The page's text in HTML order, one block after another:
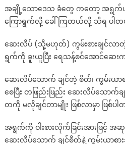
အချို့သောဒေသ ခံတွေ ကတော့ အရွက်ဟ
ကြောရွက်လို့ ခေါ်ကြတယ်လို့ သိရ ပါ
ဆေးလိပ် (သို့မဟုတ်) ကွမ်းစားချင်လာ
ရွက်ကို ခူးယူပြီး ရေသန့်စင်အောင်ဆေးက
ဆေးလိပ်သောက် ချင်တဲ့ စိတ်၊ ကွမ်းယာစ
စေပြီး တဖြည်းဖြည်း ဆေးလိပ်သောက်
တကို မလိုချင်တာမျိုး ဖြစ်လာမှာ ဖြစ်ပ
အရွက်ကို ဝါးစားလိုက်ခြင်းအားဖြင့်
ဆေးလိပ်သောက် ချင်စိတ်နဲ့ ကွမ်းယာစာ